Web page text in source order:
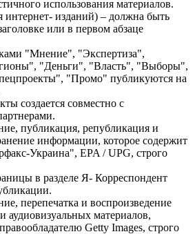
использования материалов.
интернет- изданий) – должна быть
или в первом абзаце
"Мнение", "Экспертиза",
"Деньги", "Власть", "Выборы",
"Промо" публикуются на
создается совместно с
публикация, републикация и
информации, которое содержит
Украина", EPA / UPG, строго
в разделе Я- Корреспондент
перепечатка и воспроизведение
аудиовизуальных материалов,
Getty Images, строго